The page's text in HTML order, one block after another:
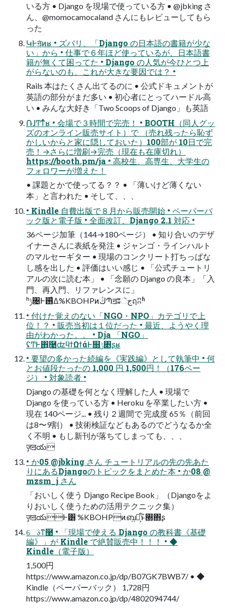
いる⽅ • Django を現場で使っている⽅ • @jbking さ
ん、@momocamocaland さんにもレビューしてもら
った
ԿͰॻ͍ͨͷʁ • ズバリ、「Django の⽇本語の書籍が少な
い」から • 仕事で６年ほど使っているが、⽇本語書
籍が無くて困ってた • Django の⼈気が今ひとつ上
がらないのも、これが⼤きな要因では？ •
Rails 本はたくさん出てるのに • 公式ドキュメントが
英語の部分がまだ多い • 初⼼者にとってハードル⾼
い • みんな⼤好き「Two Scoops of Django」も英語
݁ՌɺͲ͏ͳͬͨʁ • 会場で３時間で完売！ • BOOTH（同⼈グッ
ズのオンライン販売サイト）で （売れ残ったら恥ず
かしいからと家に隠しておいた）100部が 10⽇で完
売！→さらに増刷→完売（現在も在庫切れ）
https://booth.pm/ja • ⾼校⽣、⾼専⽣、⼤学⽣の
フォロワーが増えた！
• 課題とかで使ってる？？ • 「薄いけど薄くない
本」と⾔われた • そして、、、
• Kindle ⾃費出版で８⽉から販売開始 • ペーパーバ
ック版と電⼦版 • 全⾯改訂、Django 2.1 対応 •
36ページ加筆（144→180ページ） • 知り合いのデザ
イナーさんに表紙を発注 • ジャンゴ・ラインハルト
のマルセーギター • 現場のコンクリート打ちっぱな
し感を出した • 評価はいい感じ • 「公式チュートリ
アルの次に読む本」 • 「念願の Django の良本」「⼊
⾨、再⼊⾨、リファレンスに」
ʰݱ৔Ͱ࢖͑Δ%KBOHPͷڭՊॻʬجૅฤʭʱ
• 付けた覚えのない「NGO・NPO」カテゴリで上
位！？ • 販売当初は１位だった • 最近、ようやく理
由がわかった。。 • Dja 「NGO」
ʢͲ͏Ͱ΋͍͍࿩ʣϥϯΩϯάͰ௝ݱ৅ʂʁ
• 要望の多かった続編を《実践編》として執筆中 • 何
とお値段たったの 1,000 円 1,500円！（176ペー
ジ） • 対象読者 •
Django の基礎を何となく理解した⼈ • 現場で
Django を使っている⽅ • Heroku を卒業したい⽅ •
現在 140ページ... • 残り２週間で 完成度 65％（前回
は8〜9割） • 技術検証などもあるのでどうなるか全
く不明 • もし新刊が落ちてしまっても、、、
ٕज़ॻయ
• か05 @jbking さん チュートリアルの先の先あた
りにあるDjangoのトピックをまとめた本 • か08 @
mzsm_j さん
「おいしく使う Django Recipe Book」（Djangoをよ
りおいしく使うための活⽤テクニック集）
ٕज़ॻయͰ͸ %KBOHPͷബ͍ຊ͕͋ͱ̏࡭΋ʂ
େࣄͳ࿩ • 「現場で使える Django の教科書《基礎
編》」が Kindle で絶賛販売中！！！ • ◆
Kindle（電⼦版）
1,500円
https://www.amazon.co.jp/dp/B07GK7BWB7/ • ◆
Kindle（ペーパーバック） 1,728円
https://www.amazon.co.jp/dp/4802094744/